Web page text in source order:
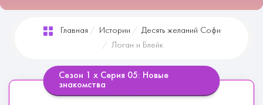
Главная Истории
Десять желаний Софи
Логан и Блейк
Сезон 1 х Серия 05: Новые
знакомства